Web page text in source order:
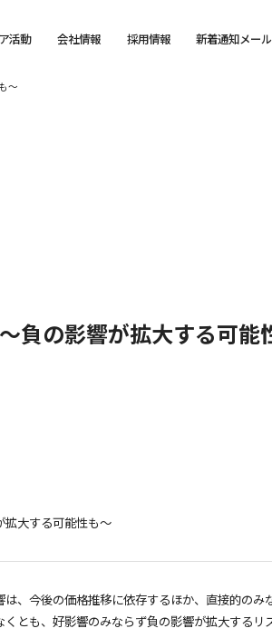
活動 会社情報 採用情報 新着通知メール
～
負の影響が拡大する可能
拡大する可能性も～
、今後の価格推移に依存するほか、直接的のみ
とも、好影響のみならず負の影響が拡大するリ